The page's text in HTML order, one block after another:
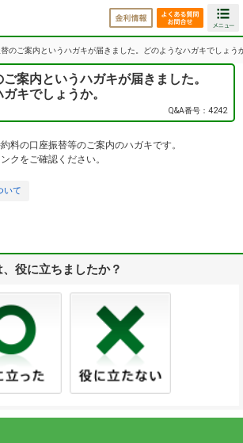
金利情報 よくあ
のご案内というハガキが届きました。どのようなハガキでしょう
案内というハガキが届きました。
キでしょうか。
Q&A番号：4242
料の口座振替等のご案内のハガキです。
クをご確認ください。
いて
役に立ちましたか？